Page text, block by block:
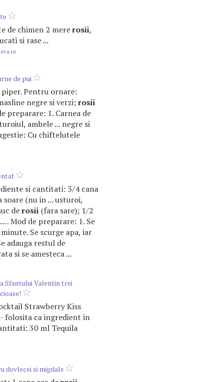
de chimen 2 mererosii,
si rase ...
de pui
Pentru ornare:
negre si verzi;rosii
preparare: 1. Carnea de
ambele ... negre si
Cu chiftelutele
si cantitati: 3/4 cana
soare (nu in ... usturoi,
derosii (fara sare); 1/2
. Mod de preparare: 1. Se
Se scurge apa, iar
adauga restul de
si se amesteca ...
Sfantului Valentin trei
Strawberry Kiss
folosita ca ingredient in
30 ml Tequila
dovlecei si migdale